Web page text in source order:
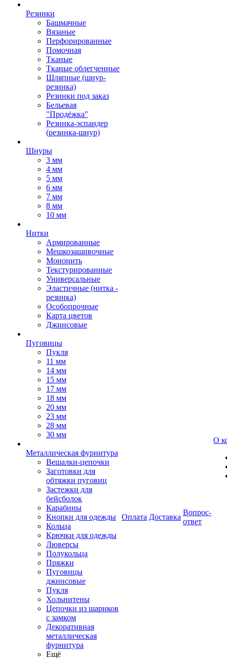
Резинки
Башмачные
Вязаные
Перфорированные
Помочная
Тканые
Тканые облегченные
Шляпные (шнур-
резинка)
Резинки под заказ
Бельевая
"Продёжка"
Резинка-эспандер
(резинка-шнур)
Шнуры
3 мм
4 мм
5 мм
6 мм
7 мм
8 мм
10 мм
Нитки
Армированные
Мешкозашивочные
Мононить
Текстурированные
Универсальные
Эластичные (нитка -
резинка)
Особопрочные
Карта цветов
Джинсовые
Пуговицы
Пукля
11 мм
14 мм
15 мм
17 мм
18 мм
20 мм
23 мм
28 мм
30 мм
Металлическая фурнитура
Вешалки-цепочки
Заготовки для
обтяжки пуговиц
Застежки для
бейсболок
Карабины
Кнопки для одежды
Кольца
Крючки для одежды
Люверсы
Полукольца
Пряжки
Пуговицы
джинсовые
Пукля
Хольнитены
Цепочки из шариков
с замком
Декоративная
металлическая
фурнитура
Ещё
Оплата Доставка
Вопрос-
ответ
О